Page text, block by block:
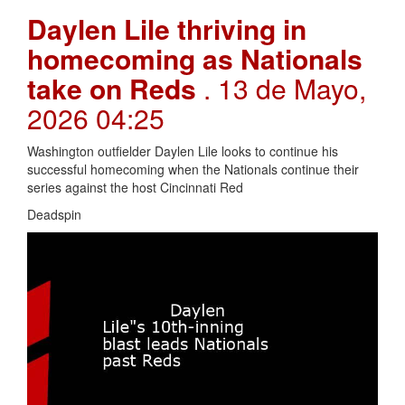
Daylen Lile thriving in
homecoming as Nationals
take on Reds . 13 de Mayo,
2026 04:25
Washington outfielder Daylen Lile looks to continue his
successful homecoming when the Nationals continue their
series against the host Cincinnati Red
Deadspin